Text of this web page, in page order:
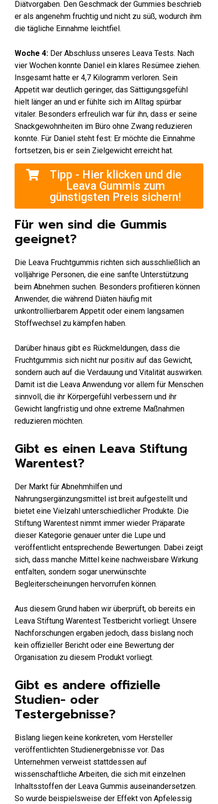
Diätvorgaben. Den Geschmack der Gummies beschrieb
er als angenehm fruchtig und nicht zu süß, wodurch ihm
die tägliche Einnahme leichtfiel.
Woche 4: Der Abschluss unseres Leava Tests. Nach
vier Wochen konnte Daniel ein klares Resümee ziehen.
Insgesamt hatte er 4,7 Kilogramm verloren. Sein
Appetit war deutlich geringer, das Sättigungsgefühl
hielt länger an und er fühlte sich im Alltag spürbar
vitaler. Besonders erfreulich war für ihn, dass er seine
Snackgewohnheiten im Büro ohne Zwang reduzieren
konnte. Für Daniel steht fest: Er möchte die Einnahme
fortsetzen, bis er sein Zielgewicht erreicht hat.
Tipp - Hier klicken und die
Leava Gummis zum
günstigsten Preis sichern!
Für wen sind die Gummis
geeignet?
Die Leava Fruchtgummis richten sich ausschließlich an
volljährige Personen, die eine sanfte Unterstützung
beim Abnehmen suchen. Besonders profitieren können
Anwender, die während Diäten häufig mit
unkontrollierbarem Appetit oder einem langsamen
Stoffwechsel zu kämpfen haben.
Darüber hinaus gibt es Rückmeldungen, dass die
Fruchtgummis sich nicht nur positiv auf das Gewicht,
sondern auch auf die Verdauung und Vitalität auswirken.
Damit ist die Leava Anwendung vor allem für Menschen
sinnvoll, die ihr Körpergefühl verbessern und ihr
Gewicht langfristig und ohne extreme Maßnahmen
reduzieren möchten.
Gibt es einen Leava Stiftung
Warentest?
Der Markt für Abnehmhilfen und
Nahrungsergänzungsmittel ist breit aufgestellt und
bietet eine Vielzahl unterschiedlicher Produkte. Die
Stiftung Warentest nimmt immer wieder Präparate
dieser Kategorie genauer unter die Lupe und
veröffentlicht entsprechende Bewertungen. Dabei zeigt
sich, dass manche Mittel keine nachweisbare Wirkung
entfalten, sondern sogar unerwünschte
Begleiterscheinungen hervorrufen können.
Aus diesem Grund haben wir überprüft, ob bereits ein
Leava Stiftung Warentest Testbericht vorliegt. Unsere
Nachforschungen ergaben jedoch, dass bislang noch
kein offizieller Bericht oder eine Bewertung der
Organisation zu diesem Produkt vorliegt.
Gibt es andere offizielle
Studien- oder
Testergebnisse?
Bislang liegen keine konkreten, vom Hersteller
veröffentlichten Studienergebnisse vor. Das
Unternehmen verweist stattdessen auf
wissenschaftliche Arbeiten, die sich mit einzelnen
Inhaltsstoffen der Leava Gummis auseinandersetzen.
So wurde beispielsweise der Effekt von Apfelessig